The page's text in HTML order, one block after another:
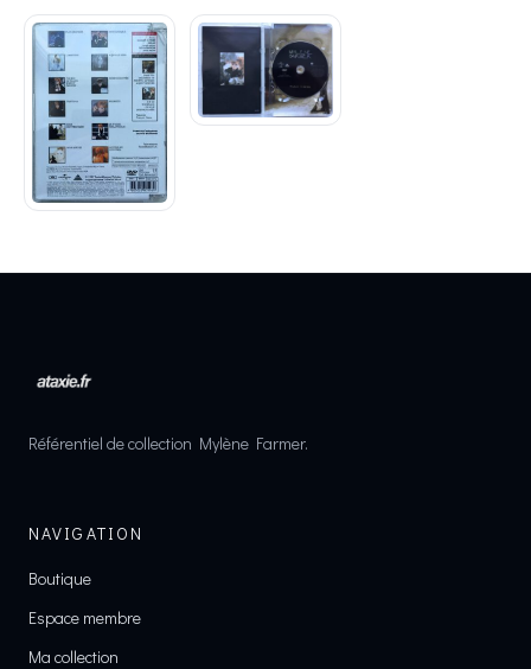
Référentiel de collection Mylène Farmer.
NAVIGATION
Boutique
Espace membre
Ma collection